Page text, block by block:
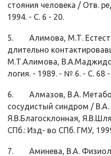
стояния человека / Отв.
1994. - С. 6 - 20.
5. Алимова, М.Т.
длительно
М.Т.Алимова,
логия. - 1989. - № 6. - С. 68 -
6. Алмазов, В.А.
сосудистый синдром /
Я.В.Благосклонная,
СПб.: Изд- во СПб. ГМУ,
7. Аминева, В.А.